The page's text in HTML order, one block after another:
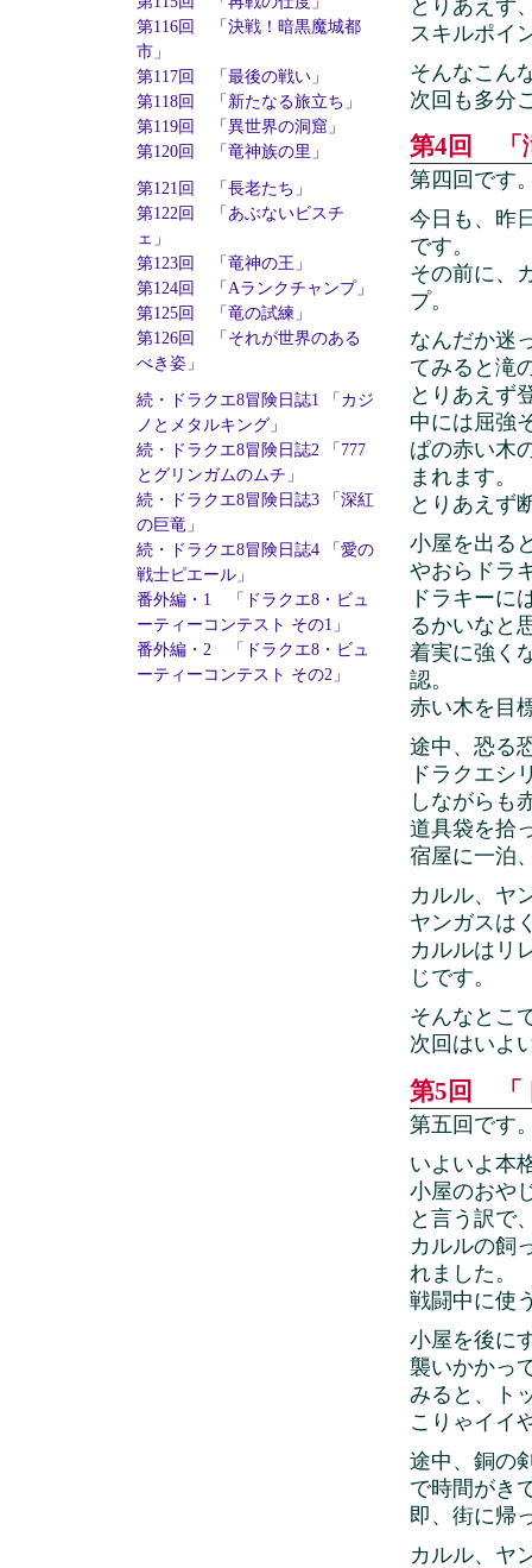
第116回 「決戦！暗黒魔城都
市」
第117回 「最後の戦い」
第118回 「新たなる旅立ち」
第119回 「異世界の洞窟」
第120回 「竜神族の里」
第121回 「長老たち」
第122回 「あぶないビスチ
ェ」
第123回 「竜神の王」
第124回 「Aランクチャンプ」
第125回 「竜の試練」
第126回 「それが世界のある
べき姿」
続・ドラクエ8冒険日誌1 「カジ
ノとメタルキング」
続・ドラクエ8冒険日誌2 「777
とグリンガムのムチ」
続・ドラクエ8冒険日誌3 「深紅
の巨竜」
続・ドラクエ8冒険日誌4 「愛の
戦士ピエール」
番外編・1 「ドラクエ8・ビュ
ーティーコンテスト その1」
番外編・2 「ドラクエ8・ビュ
ーティーコンテスト その2」
とりあえず
スキルポイ
そんなこん
次回も多分
第4回 「
第四回です
今日も、昨
です。
その前に、
プ。
なんだか迷
てみると滝
とりあえず
中には屈強
ぱの赤い木
まれます。
とりあえず
小屋を出る
やおらドラ
ドラキーに
るかいなと
着実に強く
認。
赤い木を目
途中、恐る
ドラクエシ
しながらも
道具袋を拾
宿屋に一泊
カルル、ヤ
ヤンガスは
カルルはリ
じです。
そんなとこ
次回はいよ
第5回 「
第五回です
いよいよ本
小屋のおや
と言う訳で
カルルの飼
れました。
戦闘中に使
小屋を後に
襲いかかっ
みると、ト
こりゃイイ
途中、銅の
で時間がき
即、街に帰
カルル、ヤ